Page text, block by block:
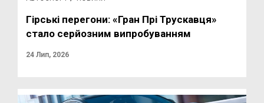
Гірські перегони: «Гран Прі Трускавця»
стало серйозним випробуванням
24 Лип, 2026